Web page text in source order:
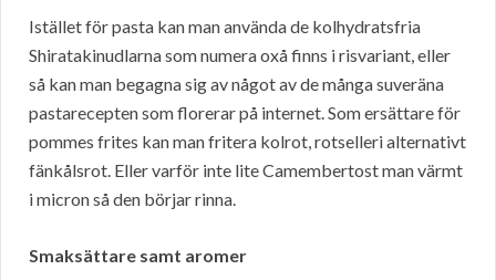
Istället för pasta kan man använda de kolhydratsfria
Shiratakinudlarna som numera oxå finns i risvariant, eller
så kan man begagna sig av något av de många suveräna
pastarecepten som florerar på internet. Som ersättare för
pommes frites kan man fritera kolrot, rotselleri alternativt
fänkålsrot. Eller varför inte lite Camembertost man värmt
i micron så den börjar rinna.
Smaksättare samt aromer